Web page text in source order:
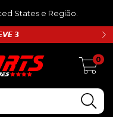
States e Região.
𝟯
0